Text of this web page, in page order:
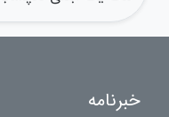
خبرنامه